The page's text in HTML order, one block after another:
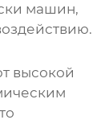
машин,
высокой